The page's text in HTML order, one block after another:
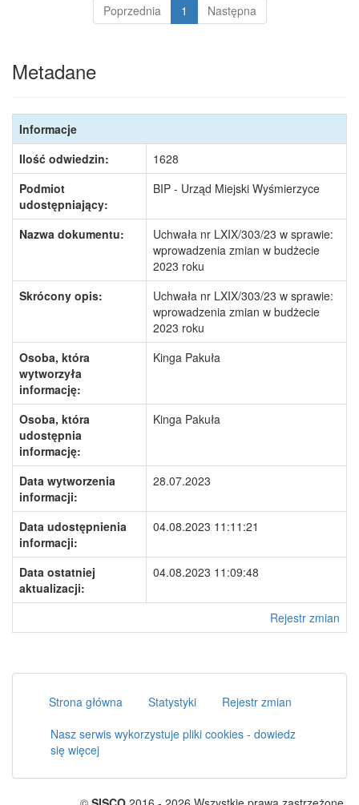
Poprzednia
1 Następna
Metadane
Informacje
Ilość odwiedzin:
1628
Podmiot
udostępniający:
BIP - Urząd Miejski Wyśmierzyce
Nazwa dokumentu:
Uchwała nr LXIX/303/23 w sprawie:
wprowadzenia zmian w budżecie
2023 roku
Skrócony opis:
Uchwała nr LXIX/303/23 w sprawie:
wprowadzenia zmian w budżecie
2023 roku
Osoba, która
wytworzyła
informację:
Kinga Pakuła
Osoba, która
udostępnia
informację:
Kinga Pakuła
Data wytworzenia
informacji:
28.07.2023
Data udostępnienia
informacji:
04.08.2023 11:11:21
Data ostatniej
aktualizacji:
04.08.2023 11:09:48
Rejestr zmian
Strona główna Statystyki
Rejestr zmian
Nasz serwis wykorzystuje pliki cookies - dowiedz
się więcej